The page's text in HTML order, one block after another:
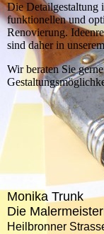
Die Detailgestaltung
funktionellen und
Renovierung.
sind daher in
Wir beraten Sie
Monika Trunk
Die
Heilbronner